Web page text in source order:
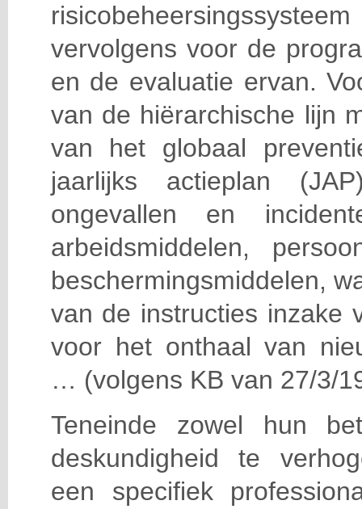
vervolgens voor de
en de evaluatie ervan.
van de hiërarchische lijn
van het globaal
jaarlijks actieplan
ongevallen en
arbeidsmiddelen,
beschermingsmiddelen,
van de instructies inzake
voor het onthaal van
… (volgens KB van 27/3/
Teneinde zowel hun
deskundigheid te
een specifiek